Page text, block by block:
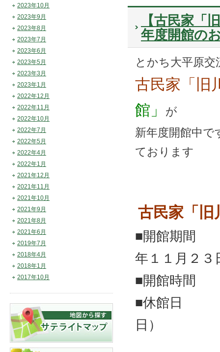
【古民家「
年度開館の
とかち大平原
古民家「旧
館」
が
新年度開館中
ております
古民家「旧
■開館期間
年１１月２３
■開館時間
■休館日 毎
日）
2023年10月
2023年9月
2023年8月
2023年7月
2023年6月
2023年5月
2023年3月
2023年1月
2022年12月
2022年11月
2022年10月
2022年7月
2022年5月
2022年4月
2022年1月
2021年12月
2021年11月
2021年10月
2021年9月
2021年8月
2021年6月
2019年7月
2018年4月
2018年1月
2017年10月